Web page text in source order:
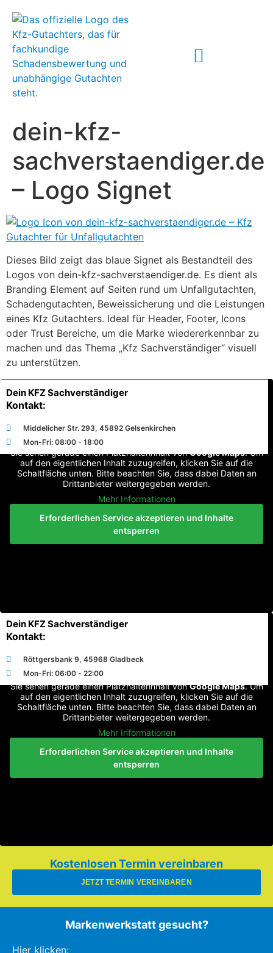
dein-kfz-
sachverstaendiger.de
– Logo Signet
Dieses Bild zeigt das blaue Signet als Bestandteil des
Logos von dein-kfz-sachverstaendiger.de. Es dient als
Branding Element auf Seiten rund um Unfallgutachten,
Schadengutachten, Beweissicherung und die Leistungen
eines Kfz Gutachters. Ideal für Header, Footer, Icons
oder Trust Bereiche, um die Marke wiedererkennbar zu
machen und das Thema „Kfz Sachverständiger“ visuell
zu unterstützen.
Dein KFZ Sachverständiger
Kontakt:
Middelicher Str. 293, 45892 Gelsenkirchen
Mon-Fri: 08:00 - 18:00
Sie sehen gerade einen Platzhalterinhalt vonGoogle Maps. Um
auf den eigentlichen Inhalt zuzugreifen, klicken Sie auf die
Schaltfläche unten. Bitte beachten Sie, dass dabei Daten an
Drittanbieter weitergegeben werden.
Mehr Informationen
Erforderlichen Service akzeptieren und Inhalte
entsperren
Dein KFZ Sachverständiger
Kontakt:
Röttgersbank 9, 45968 Gladbeck
Mon-Fri: 06:00 - 22:00
Sie sehen gerade einen Platzhalterinhalt vonGoogle Maps. Um
auf den eigentlichen Inhalt zuzugreifen, klicken Sie auf die
Schaltfläche unten. Bitte beachten Sie, dass dabei Daten an
Drittanbieter weitergegeben werden.
Mehr Informationen
Erforderlichen Service akzeptieren und Inhalte
entsperren
Kostenlosen Termin vereinbaren
JETZT TERMIN VEREINBAREN
Markenwerkstatt gesucht?
Hier klicken: